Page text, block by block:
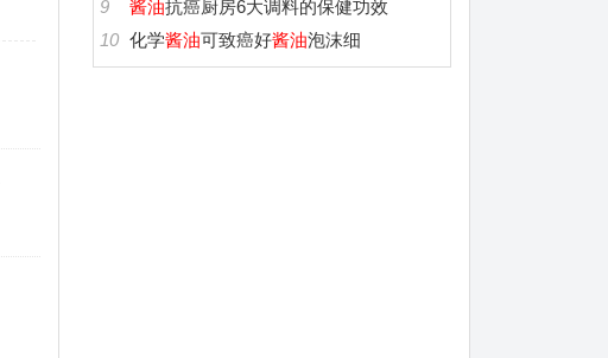
9
酱油抗癌厨房6大调料的保健功效
10 化学酱油可致癌好酱油泡沫细